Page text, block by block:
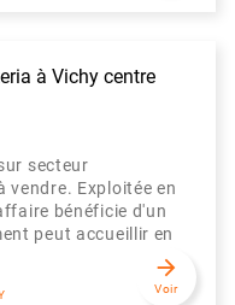
à Vichy centre
secteur
vendre. Exploitée en
bénéficie d'un
peut accueillir en
arrow_forward
Voir